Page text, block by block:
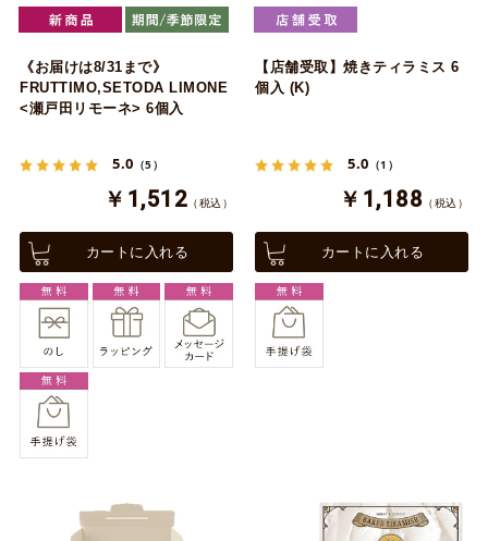
《お届けは8/31まで》
FRUTTIMO,SETODA LIMONE
<瀬戸田リモーネ> 6個入
5.0 （5）
￥1,512 （税込）
カートに入れる
【店舗受取】焼きティラミス 6
個入 (K)
5.0 （1）
￥1,188 （税込）
カートに入れる